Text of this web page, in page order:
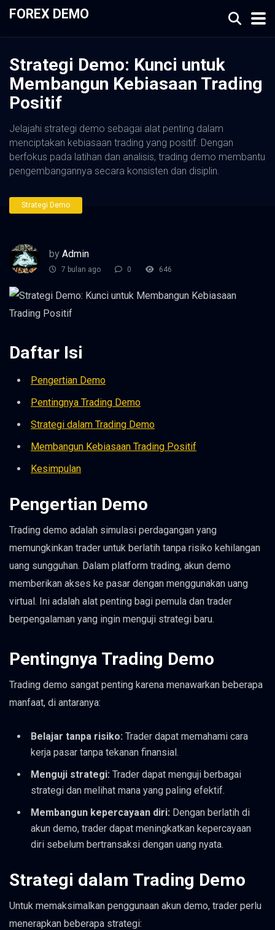
FOREX DEMO
Strategi Demo: Kunci untuk
Membangun Kebiasaan Trading
Positif
Jelajahi strategi demo sebagai alat penting dalam
menciptakan kebiasaan trading yang positif. Dengan
berfokus pada latihan dan analisis, trading demo membantu
pengembangannya secara konsisten dan disiplin.
Strategi Demo
by Admin
7 bulan ago 0 646
Daftar Isi
Pengertian Demo
Pentingnya Trading Demo
Strategi dalam Trading Demo
Membangun Kebiasaan Trading Positif
Kesimpulan
Pengertian Demo
Trading demo adalah simulasi perdagangan yang
memungkinkan trader untuk berlatih tanpa risiko kehilangan
uang sungguhan. Dalam platform trading, akun demo
memberikan akses ke pasar dengan menggunakan uang
virtual. Ini adalah alat penting bagi pemula dan trader
berpengalaman yang ingin menguji strategi baru.
Pentingnya Trading Demo
Trading demo sangat penting karena menawarkan beberapa
manfaat, di antaranya:
Belajar tanpa risiko: Trader dapat memahami cara
kerja pasar tanpa tekanan finansial.
Menguji strategi: Trader dapat menguji berbagai
strategi dan melihat mana yang paling efektif.
Membangun kepercayaan diri: Dengan berlatih di
akun demo, trader dapat meningkatkan kepercayaan
diri sebelum bertransaksi dengan uang nyata.
Strategi dalam Trading Demo
Untuk memaksimalkan penggunaan akun demo, trader perlu
menerapkan beberapa strategi: